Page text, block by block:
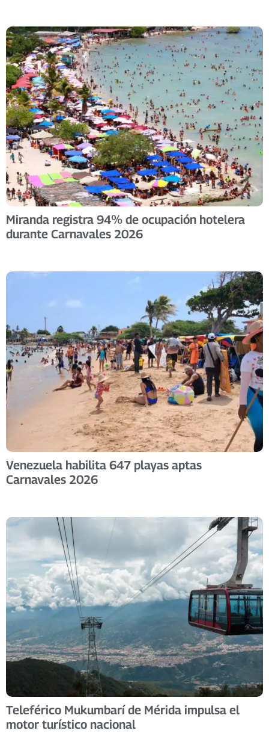
Miranda registra 94% de ocupación hotelera
durante Carnavales 2026
Venezuela habilita 647 playas aptas
Carnavales 2026
Teleférico Mukumbarí de Mérida impulsa el
motor turístico nacional